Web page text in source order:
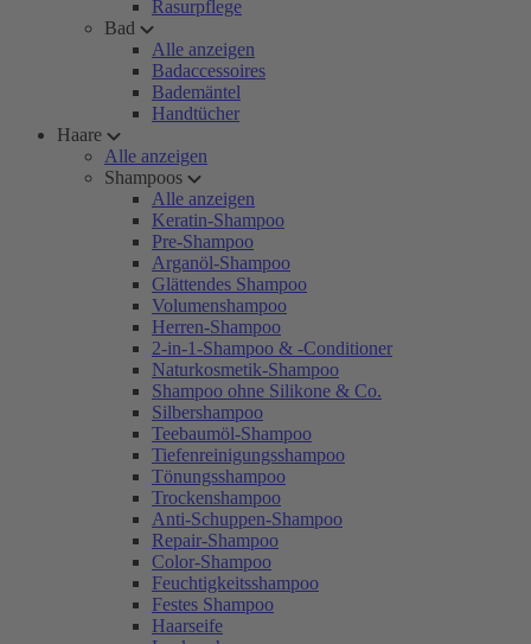
Rasurpflege
Bad
Alle anzeigen
Badaccessoires
Bademäntel
Handtücher
Haare
Alle anzeigen
Shampoos
Alle anzeigen
Keratin-Shampoo
Pre-Shampoo
Arganöl-Shampoo
Glättendes Shampoo
Volumenshampoo
Herren-Shampoo
2-in-1-Shampoo & -Conditioner
Naturkosmetik-Shampoo
Shampoo ohne Silikone & Co.
Silbershampoo
Teebaumöl-Shampoo
Tiefenreinigungsshampoo
Tönungsshampoo
Trockenshampoo
Anti-Schuppen-Shampoo
Repair-Shampoo
Color-Shampoo
Feuchtigkeitsshampoo
Festes Shampoo
Haarseife